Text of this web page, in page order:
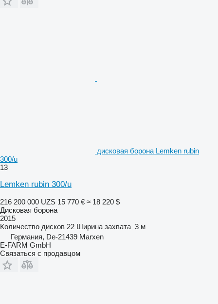
дисковая борона Lemken rubin
300/u
13
Lemken rubin 300/u
216 200 000 UZS 15 770 € ≈ 18 220 $
Дисковая борона
2015
Количество дисков 22 Ширина захвата 3 м
Германия, De-21439 Marxen
E-FARM GmbH
Связаться с продавцом